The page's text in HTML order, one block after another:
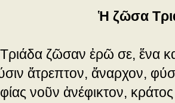
Ἡ ζῶσα
Τριάδα ζῶσαν ἐρῶ σε, ἕνα
ἄτρεπτον, ἄναρχον,
νοῦν ἀνέφικτον,